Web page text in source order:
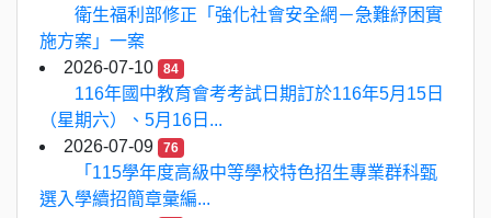
衛生福利部修正「強化社會安全網－急難紓困實
施方案」一案
2026-07-10
84
116年國中教育會考考試日期訂於116年5月15日
（星期六）、5月16日...
2026-07-09
76
「115學年度高級中等學校特色招生專業群科甄
選入學續招簡章彙編...